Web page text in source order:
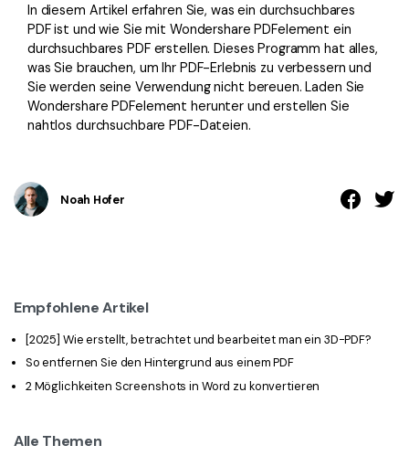
In diesem Artikel erfahren Sie, was ein durchsuchbares
PDF ist und wie Sie mit Wondershare PDFelement ein
durchsuchbares PDF erstellen. Dieses Programm hat alles,
was Sie brauchen, um Ihr PDF-Erlebnis zu verbessern und
Sie werden seine Verwendung nicht bereuen. Laden Sie
Wondershare PDFelement herunter und erstellen Sie
nahtlos durchsuchbare PDF-Dateien.
Noah Hofer
Empfohlene Artikel
[2025] Wie erstellt, betrachtet und bearbeitet man ein 3D-PDF?
So entfernen Sie den Hintergrund aus einem PDF
2 Möglichkeiten Screenshots in Word zu konvertieren
Alle Themen